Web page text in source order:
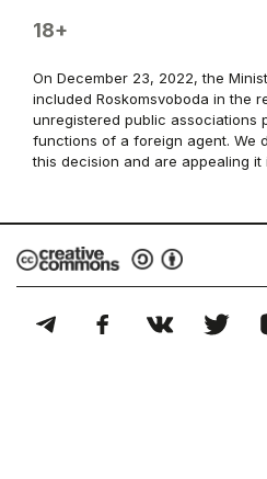
18+
On December 23, 2022, the
included Roskomsvoboda in the
unregistered public associations
functions of a foreign agent. We
this decision and are appealing it